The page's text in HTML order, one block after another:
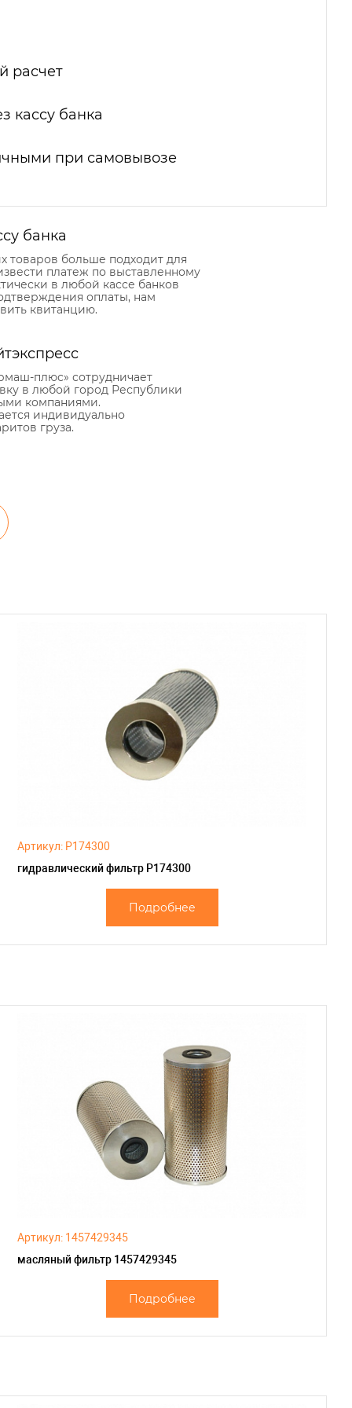
расчет
кассу банка
при самовывозе
банка
товаров больше подходит для
платеж по выставленному
в любой кассе банков
оплаты, нам
квитанцию.
плюс» сотрудничает
в любой город Республики
компаниями.
индивидуально
груза.
Артикул: P174300
гидравлический фильтр P174300
Подробнее
Артикул: 1457429345
масляный фильтр 1457429345
Подробнее